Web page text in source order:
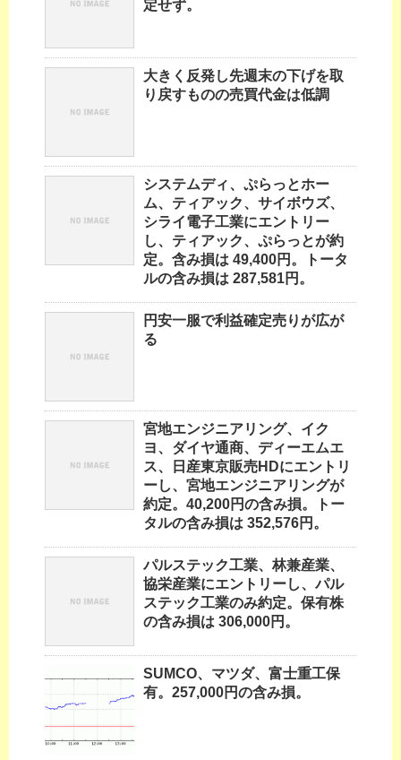
定せず。
大きく反発し先週末の下げを取
り戻すものの売買代金は低調
システムディ、ぷらっとホー
ム、ティアック、サイボウズ、
シライ電子工業にエントリー
し、ティアック、ぷらっとが約
定。含み損は 49,400円。トータ
ルの含み損は 287,581円。
円安一服で利益確定売りが広が
る
宮地エンジニアリング、イク
ヨ、ダイヤ通商、ディーエムエ
ス、日産東京販売HDにエントリ
ーし、宮地エンジニアリングが
約定。40,200円の含み損。トー
タルの含み損は 352,576円。
パルステック工業、林兼産業、
協栄産業にエントリーし、パル
ステック工業のみ約定。保有株
の含み損は 306,000円。
SUMCO、マツダ、富士重工保
有。257,000円の含み損。